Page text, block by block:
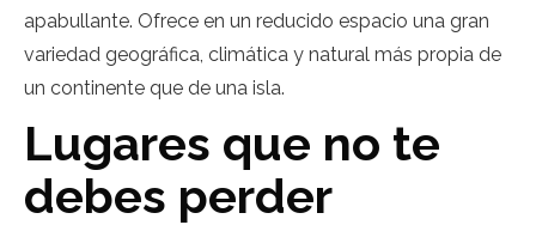
apabullante. Ofrece en un reducido espacio una gran
variedad geográfica, climática y natural más propia de
un continente que de una isla.
Lugares que no te
debes perder